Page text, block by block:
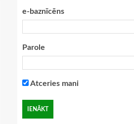
e-baznīcēns
Parole
Atceries mani